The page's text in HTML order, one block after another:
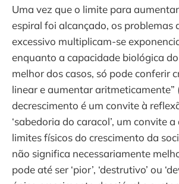
Uma vez que o limite para
espiral foi alcançado, os problemas
excessivo multiplicam-se
enquanto a capacidade biológica
melhor dos casos, só pode conferir
linear e aumentar aritmeticamente”
decrescimento é um convite à
‘sabedoria do caracol’, um convite
limites físicos do crescimento da
não significa necessariamente
pode até ser ‘pior’, ‘destrutivo’ ou